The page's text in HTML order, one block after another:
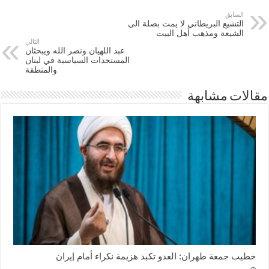
السابق
التشيع البريطاني لا يمت بصلة الى
الشيعة ومذهب أهل البيت
التالي
عبد اللهيان ونصر الله ويبحثان
المستجدات السياسية في لبنان
والمنطقة
مقالات مشابهة
خطيب جمعة طهران: العدو تكبد هزيمة نكراء أمام إيران